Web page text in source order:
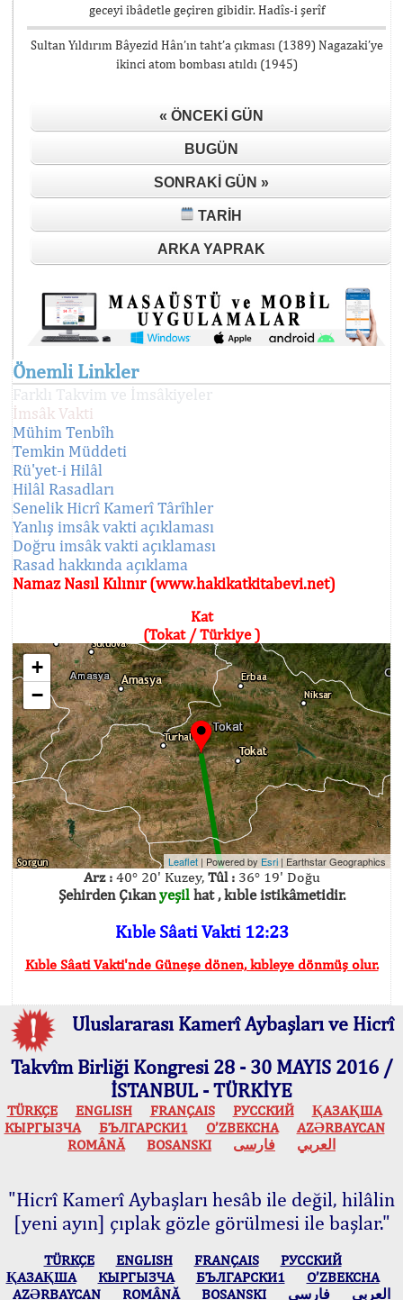
geceyi ibâdetle geçiren gibidir. Hadîs-i şerîf
Sultan Yıldırım Bâyezid Hân’ın taht’a çıkması (1389) Nagazaki’ye
ikinci atom bombası atıldı (1945)
« ÖNCEKI GÜN
BUGÜN
SONRAKI GÜN »
TARIH
ARKA YAPRAK
Önemli Linkler
Farklı Takvim ve İmsâkiyeler
İmsâk Vakti
Mühim Tenbîh
Temkin Müddeti
Rü'yet-i Hilâl
Hilâl Rasadları
Senelik Hicrî Kamerî Târîhler
Yanlış imsâk vakti açıklaması
Doğru imsâk vakti açıklaması
Rasad hakkında açıklama
Namaz Nasıl Kılınır (www.hakikatkitabevi.net)
Kat
(Tokat / Türkiye )
+
−
Leaflet | Powered by Esri | Earthstar Geographics
Arz :40° 20' Kuzey, Tûl :36° 19' Doğu
Şehirden Çıkanyeşilhat , kıble istikâmetidir.
Kıble Sâati Vakti 12:23
Kıble Sâati Vakti'nde Güneşe dönen, kıbleye dönmüş olur.
Uluslararası Kamerî Aybaşları ve Hicrî
Takvîm Birliği Kongresi 28 - 30 MAYIS 2016 /
İSTANBUL - TÜRKİYE
TÜRKÇE ENGLISH FRANÇAIS РУССКИЙ
ҚАЗАҚША
КЫPГЫЗЧA
БЪЛГАРСКИ1 O’ZBEKCHA
AZӘRBAYCAN
ROMÂNĂ
BOSANSKI العربي فارسی
"Hicrî Kamerî Aybaşları hesâb ile değil, hilâlin
[yeni ayın] çıplak gözle görülmesi ile başlar."
TÜRKÇE ENGLISH FRANÇAIS
РУССКИЙ
ҚАЗАҚША
КЫPГЫЗЧA БЪЛГАРСКИ1
O’ZBEKCHA
AZӘRBAYCAN
ROMÂNĂ BOSANSKI العربي فارسی